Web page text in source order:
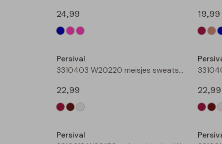
24,99
19,99
Persival
3310403 W20220 meisjes sweatshirt Wijnrood
22,99
22,99
Persival